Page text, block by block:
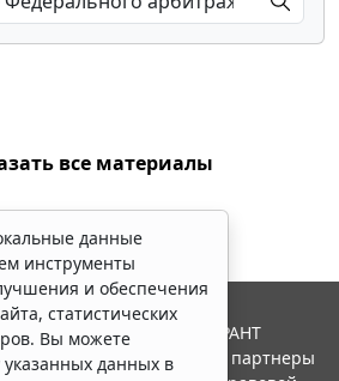
все материалы
данные
инструменты
и обеспечения
статистических
Вы можете
указанных данных в
2026. Система ГАРАНТ
Компания "Гарант" и ее партнеры